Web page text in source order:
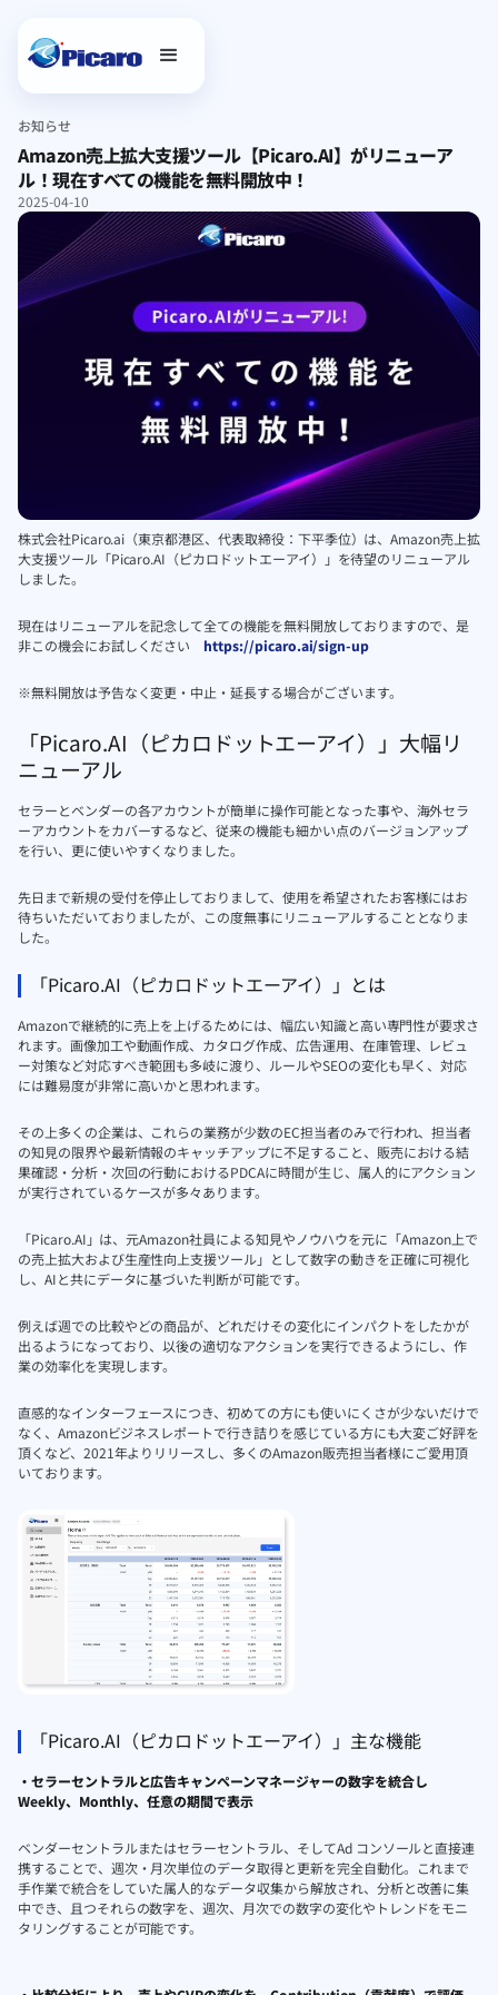
お知らせ
Amazon売上拡大支援ツール【Picaro.AI】がリニューア
ル！現在すべての機能を無料開放中！
2025-04-10
株式会社Picaro.ai（東京都港区、代表取締役：下平季位）は、Amazon売上拡
大支援ツール「Picaro.AI（ピカロドットエーアイ）」を待望のリニューアル
しました。
現在はリニューアルを記念して全ての機能を無料開放しておりますので、是
非この機会にお試しください https://picaro.ai/sign-up
※無料開放は予告なく変更・中止・延長する場合がございます。
「Picaro.AI（ピカロドットエーアイ）」大幅リ
ニューアル
セラーとベンダーの各アカウントが簡単に操作可能となった事や、海外セラ
ーアカウントをカバーするなど、従来の機能も細かい点のバージョンアップ
を行い、更に使いやすくなりました。
先日まで新規の受付を停止しておりまして、使用を希望されたお客様にはお
待ちいただいておりましたが、この度無事にリニューアルすることとなりま
した。
「Picaro.AI（ピカロドットエーアイ）」とは
Amazonで継続的に売上を上げるためには、幅広い知識と高い専門性が要求さ
れます。画像加工や動画作成、カタログ作成、広告運用、在庫管理、レビュ
ー対策など対応すべき範囲も多岐に渡り、ルールやSEOの変化も早く、対応
には難易度が非常に高いかと思われます。
その上多くの企業は、これらの業務が少数のEC担当者のみで行われ、担当者
の知見の限界や最新情報のキャッチアップに不足すること、販売における結
果確認・分析・次回の行動におけるPDCAに時間が生じ、属人的にアクション
が実行されているケースが多々あります。
「Picaro.AI」は、元Amazon社員による知見やノウハウを元に「Amazon上で
の売上拡大および生産性向上支援ツール」として数字の動きを正確に可視化
し、AIと共にデータに基づいた判断が可能です。
例えば週での比較やどの商品が、どれだけその変化にインパクトをしたかが
出るようになっており、以後の適切なアクションを実行できるようにし、作
業の効率化を実現します。
直感的なインターフェースにつき、初めての方にも使いにくさが少ないだけで
なく、Amazonビジネスレポートで行き詰りを感じている方にも大変ご好評を
頂くなど、2021年よりリリースし、多くのAmazon販売担当者様にご愛用頂
いております。
「Picaro.AI（ピカロドットエーアイ）」主な機能
・セラーセントラルと広告キャンペーンマネージャーの数字を統合し
Weekly、Monthly、任意の期間で表示
ベンダーセントラルまたはセラーセントラル、そしてAd コンソールと直接連
携することで、週次・月次単位のデータ取得と更新を完全自動化。これまで
手作業で統合をしていた属人的なデータ収集から解放され、分析と改善に集
中でき、且つそれらの数字を、週次、月次での数字の変化やトレンドをモニ
タリングすることが可能です。